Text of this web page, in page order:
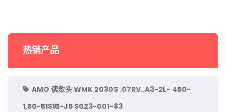
热销产品
AMO 读数头 WMK 2030S .07RV..A3-2L- 450-
1,50-51S15-J5 S023-001-83